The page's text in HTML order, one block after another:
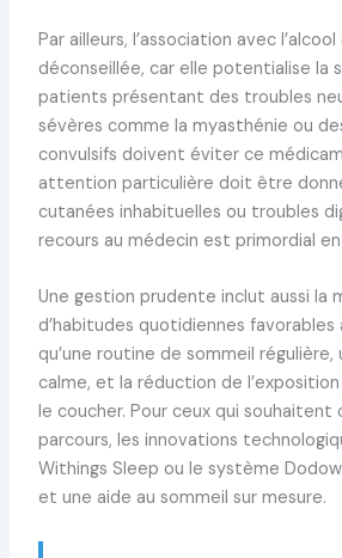
Par ailleurs, l’association avec
déconseillée, car elle potentialise la
patients présentant des troubles
sévères comme la myasthénie ou
convulsifs doivent éviter ce
attention particulière doit être
cutanées inhabituelles ou troubles
recours au médecin est primordial
Une gestion prudente inclut aussi la
d’habitudes quotidiennes
qu’une routine de sommeil
calme, et la réduction de
le coucher. Pour ceux qui souhaitent
parcours, les innovations
Withings Sleep ou le système
et une aide au sommeil sur mesure.